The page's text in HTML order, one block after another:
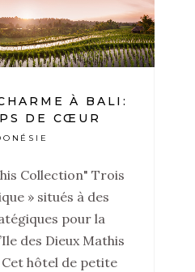
À BALI:
DE CŒUR
Collection" Trois
» situés à des
pour la
des Dieux Mathis
hôtel de petite